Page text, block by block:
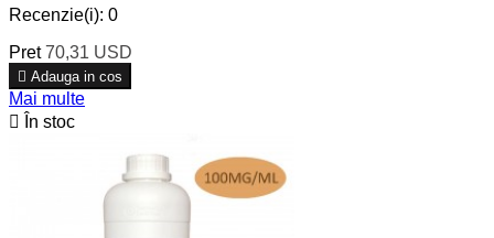
Recenzie(i): 0
Pret 70,31 USD
 Adauga in cos
Mai multe

În stoc